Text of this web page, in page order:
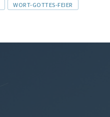
WORT-GOTTES-FEIER